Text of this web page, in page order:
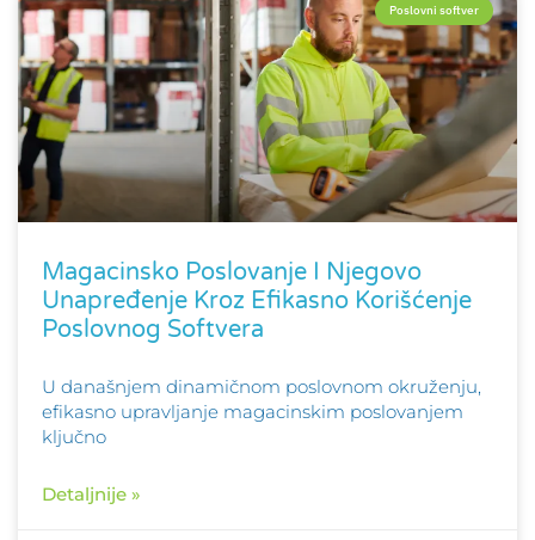
Poslovni softver
Magacinsko Poslovanje I Njegovo
Unapređenje Kroz Efikasno Korišćenje
Poslovnog Softvera
U današnjem dinamičnom poslovnom okruženju,
efikasno upravljanje magacinskim poslovanjem
ključno
Detaljnije »